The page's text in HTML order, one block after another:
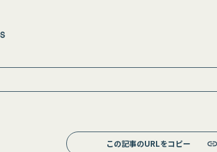
この記事のURLをコピー